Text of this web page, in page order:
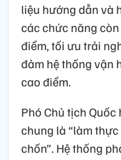
liệu hướng dẫn và
các chức năng
điểm, tối ưu trải
đảm hệ thống vận
cao điểm.
Phó Chủ tịch
chung là “làm
chốn”. Hệ thống